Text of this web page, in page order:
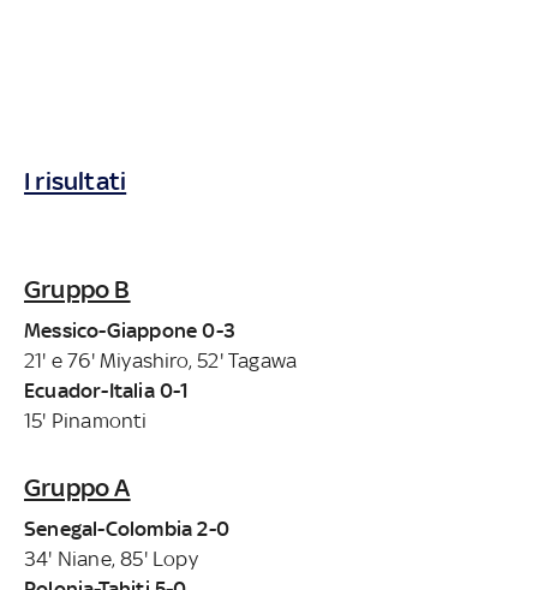
I risultati
Gruppo B
Messico-Giappone 0-3
21' e 76' Miyashiro, 52' Tagawa
Ecuador-Italia 0-1
15' Pinamonti
Gruppo A
Senegal-Colombia 2-0
34' Niane, 85' Lopy